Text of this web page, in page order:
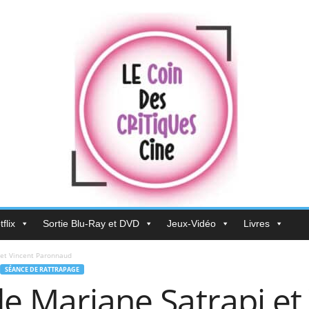
Sortie Blu-Ray et DVD Jeux-Vidéo Livres
Vincent Paronnaud
SÉANCE DE RATTRAPAGE